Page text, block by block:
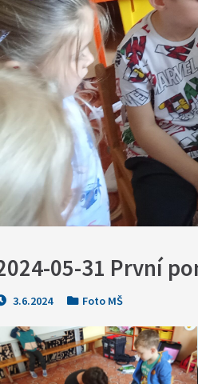
05-31 První
3.6.2024 Foto MŠ